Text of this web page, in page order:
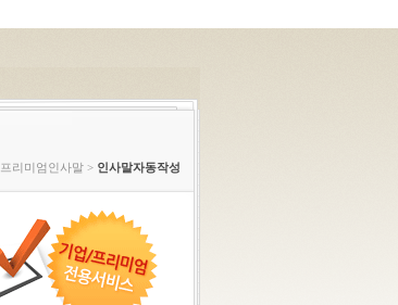
프리미엄인사말 > 인사말자동작성